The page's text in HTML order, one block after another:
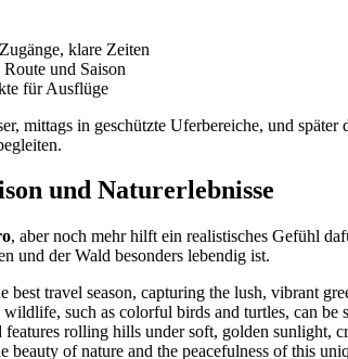
klare Zeiten
und Saison
für Ausflüge
mittags in geschützte Uferbereiche, und
und Naturerlebnisse
, aber noch mehr hilft ein realistisches Gefühl
und der Wald besonders lebendig ist.